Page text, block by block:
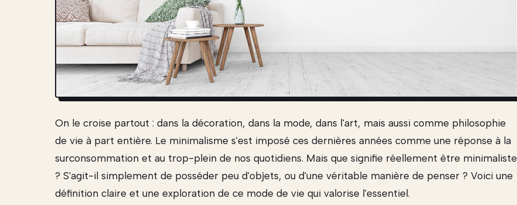
On le croise partout : dans la décoration, dans la mode, dans l'art, mais aussi comme philosophie
de vie à part entière. Le minimalisme s'est imposé ces dernières années comme une réponse à la
surconsommation et au trop-plein de nos quotidiens. Mais que signifie réellement être minimaliste
? S'agit-il simplement de posséder peu d'objets, ou d'une véritable manière de penser ? Voici une
définition claire et une exploration de ce mode de vie qui valorise l'essentiel.